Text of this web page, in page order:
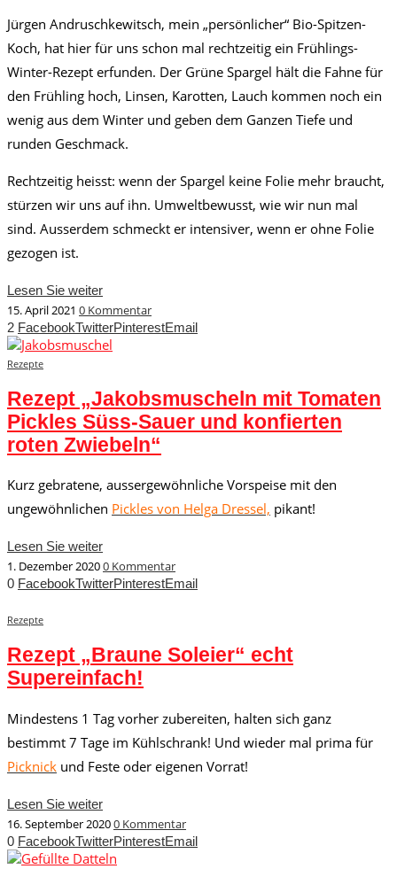
Jürgen Andruschkewitsch, mein „persönlicher“ Bio-Spitzen-
Koch, hat hier für uns schon mal rechtzeitig ein Frühlings-
Winter-Rezept erfunden. Der Grüne Spargel hält die Fahne für
den Frühling hoch, Linsen, Karotten, Lauch kommen noch ein
wenig aus dem Winter und geben dem Ganzen Tiefe und
runden Geschmack.
Rechtzeitig heisst: wenn der Spargel keine Folie mehr braucht,
stürzen wir uns auf ihn. Umweltbewusst, wie wir nun mal
sind. Ausserdem schmeckt er intensiver, wenn er ohne Folie
gezogen ist.
Lesen Sie weiter
15. April 2021 0 Kommentar
2 FacebookTwitterPinterestEmail
Rezepte
Rezept „Jakobsmuscheln mit Tomaten
Pickles Süss-Sauer und konfierten
roten Zwiebeln“
Kurz gebratene, aussergewöhnliche Vorspeise mit den
ungewöhnlichen Pickles von Helga Dressel, pikant!
Lesen Sie weiter
1. Dezember 20200 Kommentar
0 FacebookTwitterPinterestEmail
Rezepte
Rezept „Braune Soleier“ echt
Supereinfach!
Mindestens 1 Tag vorher zubereiten, halten sich ganz
bestimmt 7 Tage im Kühlschrank! Und wieder mal prima für
Picknick und Feste oder eigenen Vorrat!
Lesen Sie weiter
16. September 20200 Kommentar
0 FacebookTwitterPinterestEmail